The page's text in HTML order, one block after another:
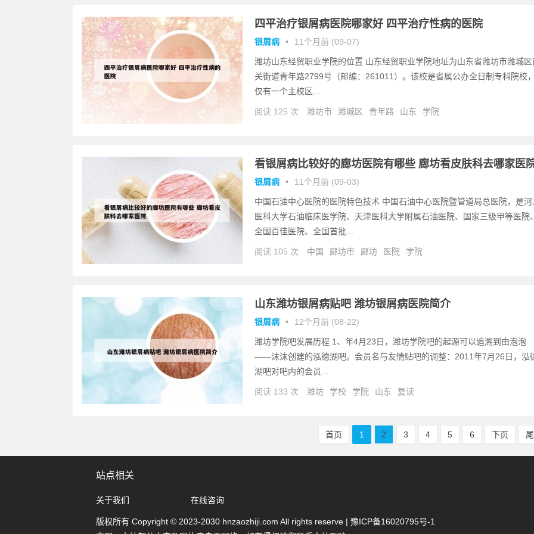
四平治疗银屑病医院哪家好 四平治疗性病的医院
银屑病 • 11个月前 (09-07)
潍坊山东经贸职业学院的位置 山东经贸职业学院地址为山东省潍坊市潍城区
关街道青年路2799号（邮编：261011）。该校是省属公办全日制专科院校，
仅有一个主校区...
阅读 125 次 潍坊市 潍城区 青年路 山东 学院
看银屑病比较好的廊坊医院有哪些 廊坊看皮肤科去哪家医
银屑病 • 11个月前 (09-03)
中国石油中心医院的医院特色技术 中国石油中心医院暨管道局总医院，是河
医科大学石油临床医学院、天津医科大学附属石油医院、国家三级甲等医院、
全国百佳医院、全国首批...
阅读 105 次 中国 廊坊市 廊坊 医院 学院
山东潍坊银屑病贴吧 潍坊银屑病医院简介
银屑病 • 12个月前 (08-22)
潍坊学院吧发展历程 1、年4月23日，潍坊学院吧的起源可以追溯到由泡泡
——沫沫创建的泓德湖吧。会员名与友情贴吧的调整：2011年7月26日，泓
湖吧对吧内的会员...
阅读 133 次 潍坊 学校 学院 山东 复读
首页 1 2 3 4 5 6 下页
站点相关
关于我们 在线咨询
版权所有 Copyright © 2023-2030 hnzaozhiji.com All rights reserve | 豫ICP备16020795号-1